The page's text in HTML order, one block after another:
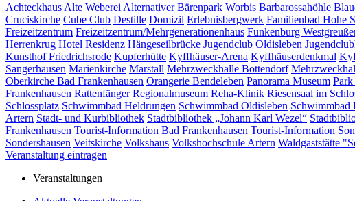
Achteckhaus Alte Weberei Alternativer Bärenpark Worbis Barbarossahöhle
Cruciskirche Cube Club Destille Domizil Erlebnisbergwerk Familienbad Hohe
Freizeitzentrum Freizeitzentrum/Mehrgenerationenhaus Funkenburg
Herrenkrug Hotel Residenz Hängeseilbrücke Jugendclub Oldisleben
Kunsthof Friedrichsrode Kupferhütte Kyffhäuser-Arena Kyffhäuserdenkmal
Sangerhausen Marienkirche Marstall Mehrzweckhalle Bottendorf
Oberkirche Bad Frankenhausen Orangerie Bendeleben Panorama Museum Park
Frankenhausen Rattenfänger Regionalmuseum Reha-Klinik Riesensaal im
Schlossplatz Schwimmbad Heldrungen Schwimmbad Oldisleben Schwimmbad
Artern Stadt- und Kurbibliothek Stadtbibliothek „Johann Karl Wezel“
Frankenhausen Tourist-Information Bad Frankenhausen Tourist-Information
Sondershausen Veitskirche Volkshaus Volkshochschule Artern Waldgaststätte
Veranstaltung eintragen
Veranstaltungen